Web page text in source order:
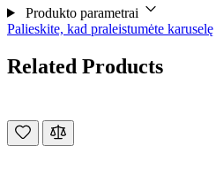
Produkto parametrai
Palieskite, kad praleistumėte karuselę
Related Products